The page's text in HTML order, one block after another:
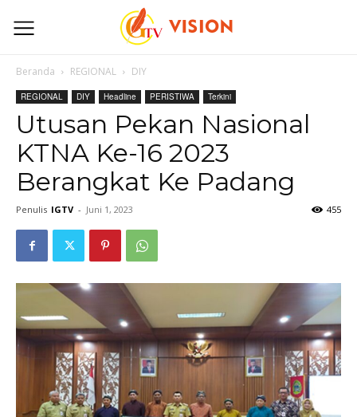
Beranda REGIONAL DIY
REGIONAL DIY Headline PERISTIWA Terkini
Utusan Pekan Nasional
KTNA Ke-16 2023
Berangkat Ke Padang
Penulis IGTV - Juni 1, 2023 455